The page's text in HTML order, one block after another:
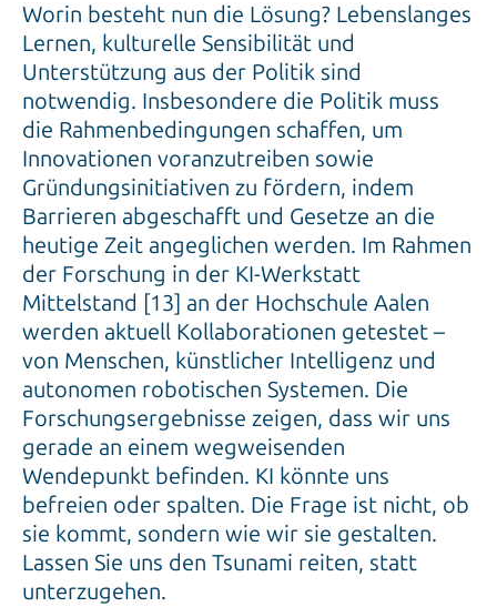
Worin besteht nun die Lösung? Lebenslanges
Lernen, kulturelle Sensibilität und
Unterstützung aus der Politik sind
notwendig. Insbesondere die Politik muss
die Rahmenbedingungen schaffen, um
Innovationen voranzutreiben sowie
Gründungsinitiativen zu fördern, indem
Barrieren abgeschafft und Gesetze an die
heutige Zeit angeglichen werden. Im Rahmen
der Forschung in der KI-Werkstatt
Mittelstand [13] an der Hochschule Aalen
werden aktuell Kollaborationen getestet –
von Menschen, künstlicher Intelligenz und
autonomen robotischen Systemen. Die
Forschungsergebnisse zeigen, dass wir uns
gerade an einem wegweisenden
Wendepunkt befinden. KI könnte uns
befreien oder spalten. Die Frage ist nicht, ob
sie kommt, sondern wie wir sie gestalten.
Lassen Sie uns den Tsunami reiten, statt
unterzugehen.